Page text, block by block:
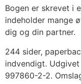
Bogen er skrevet i
indeholder mange
dig og din partner.
244 sider,
indvendigt.
997860-2-2.